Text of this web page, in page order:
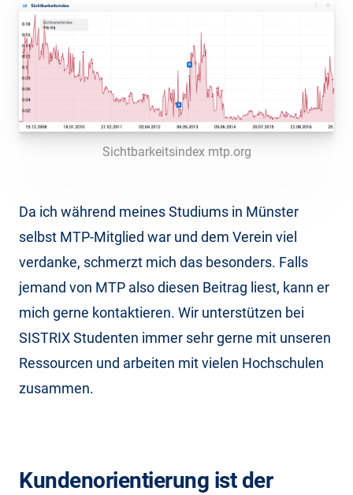
Sichtbarkeitsindex mtp.org
Da ich während meines Studiums in Münster
selbst MTP-Mitglied war und dem Verein viel
verdanke, schmerzt mich das besonders. Falls
jemand von MTP also diesen Beitrag liest, kann er
mich gerne kontaktieren. Wir unterstützen bei
SISTRIX Studenten immer sehr gerne mit unseren
Ressourcen und arbeiten mit vielen Hochschulen
zusammen.
Kundenorientierung ist der